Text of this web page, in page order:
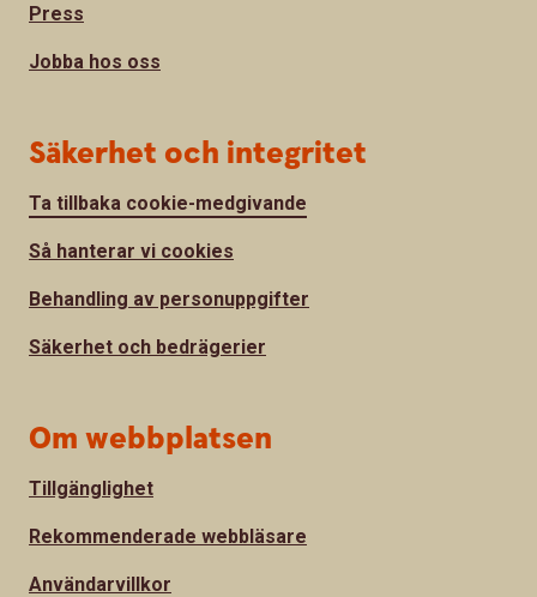
Press
Jobba hos oss
Säkerhet och integritet
Ta tillbaka cookie-medgivande
Så hanterar vi cookies
Behandling av personuppgifter
Säkerhet och bedrägerier
Om webbplatsen
Tillgänglighet
Rekommenderade webbläsare
Användarvillkor